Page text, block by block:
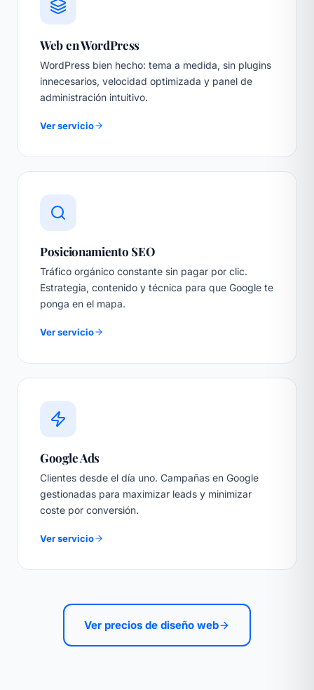
Web en WordPress
WordPress bien hecho: tema a medida, sin plugins
innecesarios, velocidad optimizada y panel de
administración intuitivo.
Ver servicio
Posicionamiento SEO
Tráfico orgánico constante sin pagar por clic.
Estrategia, contenido y técnica para que Google te
ponga en el mapa.
Ver servicio
Google Ads
Clientes desde el día uno. Campañas en Google
gestionadas para maximizar leads y minimizar
coste por conversión.
Ver servicio
Ver precios de diseño web